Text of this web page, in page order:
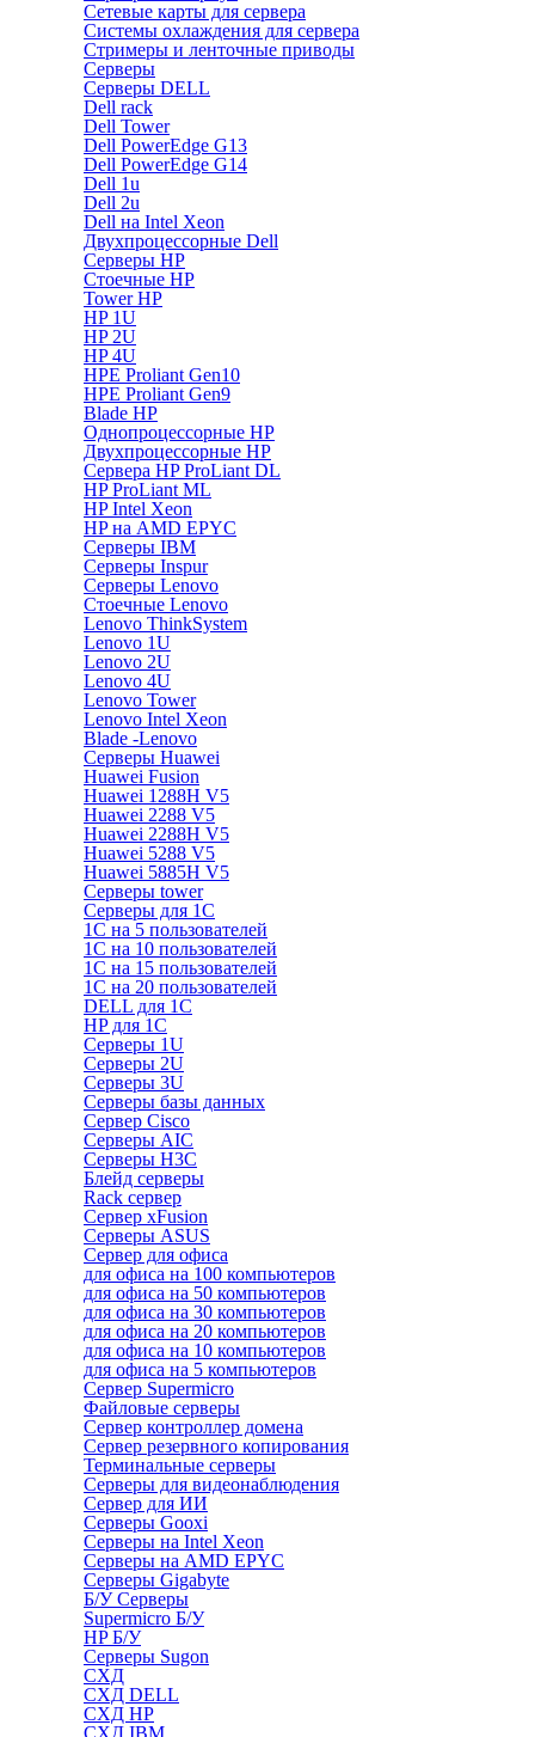
Сетевые карты для сервера
Системы охлаждения для сервера
Стримеры и ленточные приводы
Серверы
Серверы DELL
Dell rack
Dell Tower
Dell PowerEdge G13
Dell PowerEdge G14
Dell 1u
Dell 2u
Dell на Intel Xeon
Двухпроцессорные Dell
Серверы HP
Стоечные HP
Tower HP
HP 1U
HP 2U
HP 4U
HPE Proliant Gen10
HPE Proliant Gen9
Blade HP
Однопроцессорные HP
Двухпроцессорные HP
Сервера HP ProLiant DL
HP ProLiant ML
HP Intel Xeon
HP на AMD EPYC
Серверы IBM
Серверы Inspur
Серверы Lenovo
Стоечные Lenovo
Lenovo ThinkSystem
Lenovo 1U
Lenovo 2U
Lenovo 4U
Lenovo Tower
Lenovo Intel Xeon
Blade -Lenovo
Серверы Huawei
Huawei Fusion
Huawei 1288H V5
Huawei 2288 V5
Huawei 2288H V5
Huawei 5288 V5
Huawei 5885H V5
Серверы tower
Серверы для 1C
1С на 5 пользователей
1С на 10 пользователей
1С на 15 пользователей
1С на 20 пользователей
DELL для 1С
HP для 1С
Серверы 1U
Серверы 2U
Серверы 3U
Серверы базы данных
Сервер Cisco
Серверы AIC
Серверы H3C
Блейд серверы
Rack сервер
Сервер xFusion
Серверы ASUS
Сервер для офиса
для офиса на 100 компьютеров
для офиса на 50 компьютеров
для офиса на 30 компьютеров
для офиса на 20 компьютеров
для офиса на 10 компьютеров
для офиса на 5 компьютеров
Сервер Supermicro
Файловые серверы
Сервер контроллер домена
Сервер резервного копирования
Терминальные серверы
Серверы для видеонаблюдения
Сервер для ИИ
Серверы Gooxi
Серверы на Intel Xeon
Серверы на AMD EPYC
Серверы Gigabyte
Б/У Серверы
Supermicro Б/У
HP Б/У
Серверы Sugon
СХД
СХД DELL
СХД HP
СХД IBM